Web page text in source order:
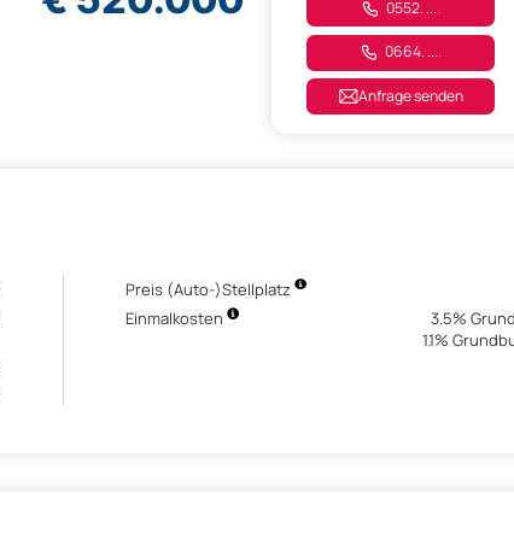
0552. ....
0664. ....
Anfrage senden
Preis (Auto-)Stellplatz
Einmalkosten
3.5%
1.1%